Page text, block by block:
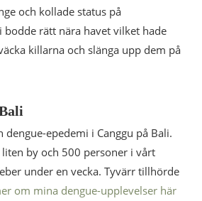
och kollade status på
bodde rätt nära havet vilket hade
killarna och slänga upp dem på
epedemi i Canggu på Bali.
by och 500 personer i vårt
under en vecka. Tyvärr tillhörde
om mina dengue-upplevelser här